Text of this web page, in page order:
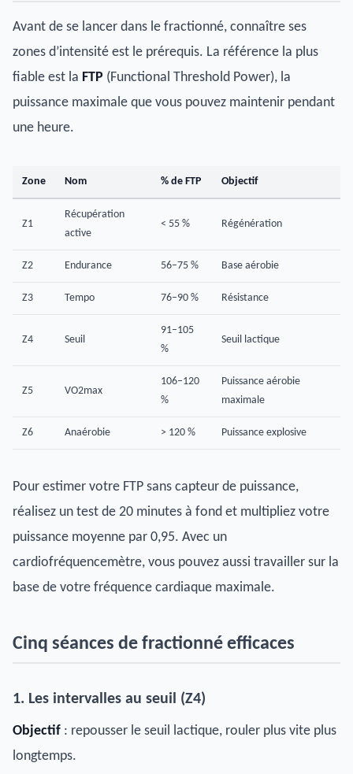
Avant de se lancer dans le fractionné, connaître ses
zones d’intensité est le prérequis. La référence la plus
fiable est la FTP (Functional Threshold Power), la
puissance maximale que vous pouvez maintenir pendant
une heure.
Zone Nom % de FTP Objectif
Z1
Récupération
active
< 55 % Régénération
Z2 Endurance 56–75 % Base aérobie
Z3 Tempo 76–90 % Résistance
Z4 Seuil
91–105
%
Seuil lactique
Z5 VO2max
106–120
%
Puissance aérobie
maximale
Z6 Anaérobie > 120 % Puissance explosive
Pour estimer votre FTP sans capteur de puissance,
réalisez un test de 20 minutes à fond et multipliez votre
puissance moyenne par 0,95. Avec un
cardiofréquencemètre, vous pouvez aussi travailler sur la
base de votre fréquence cardiaque maximale.
Cinq séances de fractionné efficaces
1. Les intervalles au seuil (Z4)
Objectif : repousser le seuil lactique, rouler plus vite plus
longtemps.